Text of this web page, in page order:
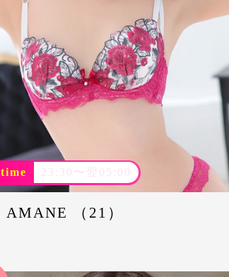
time 23:30〜翌05:00
AMANE （21）